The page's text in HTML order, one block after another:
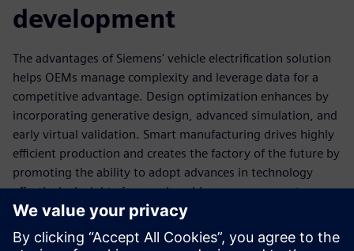
development
The advantages of Siemens' vehicle electriﬁcation solution
helps OEMs manage complexity and leverage data for a
competitive advantage. Design optimization enhances by
incorporating generative design, advanced simulation, and
early virtual validation. Smart manufacturing drives highly
eﬃcient production and creates the factory of the future by
promoting the ability to adopt advances in technology
eﬀectively. Insights from a closed-loop management
system and the cost-efficient virtual commissioning of
assets and data enable OEMs to get it right the first time.